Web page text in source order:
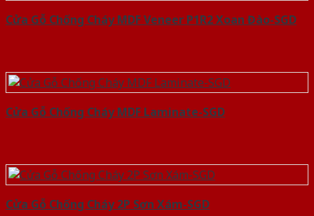
Cửa Gỗ Chống Cháy MDF Veneer P1R2 Xoan Đào-SGD
Cửa Gỗ Chống Cháy MDF Laminate-SGD
Cửa Gỗ Chống Cháy 2P Sơn Xám-SGD